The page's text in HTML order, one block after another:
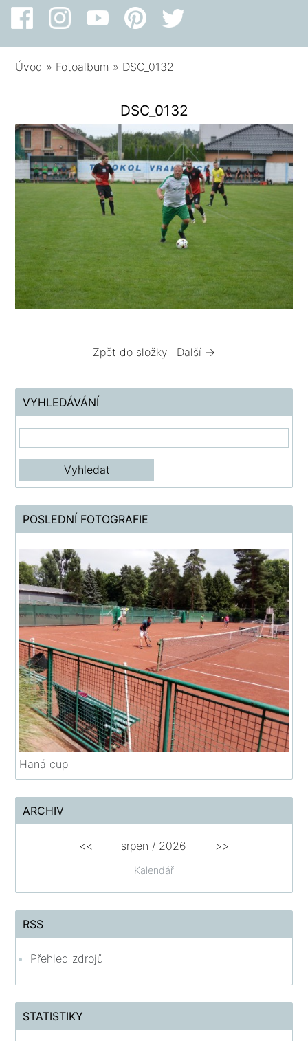
Úvod » Fotoalbum » DSC_0132
DSC_0132
Zpět do složky Další →
VYHLEDÁVÁNÍ
POSLEDNÍ FOTOGRAFIE
Haná cup
ARCHIV
Kalendář
<< srpen / 2026 >>
RSS
Přehled zdrojů
STATISTIKY